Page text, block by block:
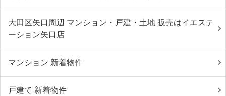
大田区矢口周辺 マンション・戸建・土地 販売はイエステ
ーション矢口店
マンション 新着物件
戸建て 新着物件